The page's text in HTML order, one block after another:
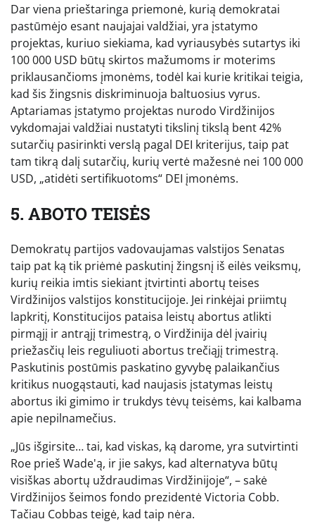
Dar viena prieštaringa priemonė, kurią demokratai
pastūmėjo esant naujajai valdžiai, yra įstatymo
projektas, kuriuo siekiama, kad vyriausybės sutartys iki
100 000 USD būtų skirtos mažumoms ir moterims
priklausančioms įmonėms, todėl kai kurie kritikai teigia,
kad šis žingsnis diskriminuoja baltuosius vyrus.
Aptariamas įstatymo projektas nurodo Virdžinijos
vykdomajai valdžiai nustatyti tikslinį tikslą bent 42%
sutarčių pasirinkti verslą pagal DEI kriterijus, taip pat
tam tikrą dalį sutarčių, kurių vertė mažesnė nei 100 000
USD, „atidėti sertifikuotoms“ DEI įmonėms.
5. ABOTO TEISĖS
Demokratų partijos vadovaujamas valstijos Senatas
taip pat ką tik priėmė paskutinį žingsnį iš eilės veiksmų,
kurių reikia imtis siekiant įtvirtinti abortų teises
Virdžinijos valstijos konstitucijoje. Jei rinkėjai priimtų
lapkritį, Konstitucijos pataisa leistų abortus atlikti
pirmąjį ir antrąjį trimestrą, o Virdžinija dėl įvairių
priežasčių leis reguliuoti abortus trečiąjį trimestrą.
Paskutinis postūmis paskatino gyvybę palaikančius
kritikus nuogąstauti, kad naujasis įstatymas leistų
abortus iki gimimo ir trukdys tėvų teisėms, kai kalbama
apie nepilnamečius.
„Jūs išgirsite… tai, kad viskas, ką darome, yra sutvirtinti
Roe prieš Wade'ą, ir jie sakys, kad alternatyva būtų
visiškas abortų uždraudimas Virdžinijoje“, – sakė
Virdžinijos šeimos fondo prezidentė Victoria Cobb.
Tačiau Cobbas teigė, kad taip nėra.